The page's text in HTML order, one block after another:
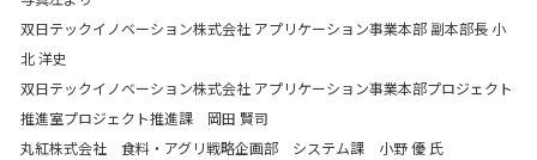
双日テックイノベーション株式会社 アプリケーション事業本部 副本部長 小
北 洋史
双日テックイノベーション株式会社 アプリケーション事業本部プロジェクト
推進室プロジェクト推進課 岡田 賢司
丸紅株式会社 食料・アグリ戦略企画部 システム課 小野 優 氏